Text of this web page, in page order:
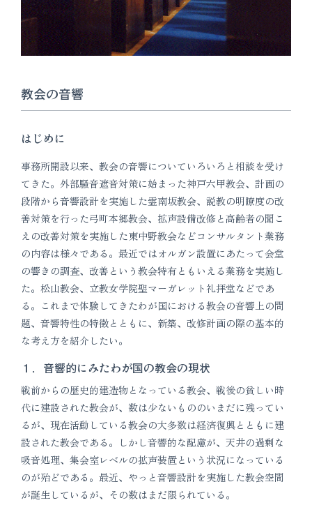
教会の音響
はじめに
事務所開設以来、教会の音響についていろいろと相談を受け
てきた。外部騒音遮音対策に始まった神戸六甲教会、計画の
段階から音響設計を実施した霊南坂教会、説教の明瞭度の改
善対策を行った弓町本郷教会、拡声設備改修と高齢者の聞こ
えの改善対策を実施した東中野教会などコンサルタント業務
の内容は様々である。最近ではオルガン設置にあたって会堂
の響きの調査、改善という教会特有ともいえる業務を実施し
た。松山教会、立教女学院聖マーガレット礼拝堂などであ
る。これまで体験してきたわが国における教会の音響上の問
題、音響特性の特徴とともに、新築、改修計画の際の基本的
な考え方を紹介したい。
１．音響的にみたわが国の教会の現状
戦前からの歴史的建造物となっている教会、戦後の貧しい時
代に建設された教会が、数は少ないもののいまだに残ってい
るが、現在活動している教会の大多数は経済復興とともに建
設された教会である。しかし音響的な配慮が、天井の過剰な
吸音処理、集会室レベルの拡声装置という状況になっている
のが殆どである。最近、やっと音響設計を実施した教会空間
が誕生しているが、その数はまだ限られている。